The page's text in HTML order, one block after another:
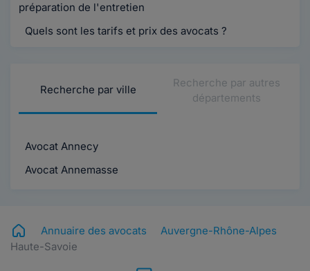
préparation de l'entretien
Quels sont les tarifs et prix des avocats ?
Recherche par ville
Recherche par autres
départements
Avocat Annecy
Avocat Annemasse
Annuaire des avocats
Auvergne-Rhône-Alpes
Haute-Savoie